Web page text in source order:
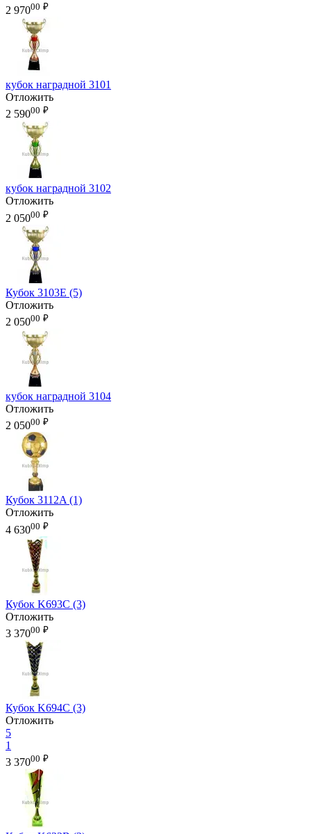
2 97000 ₽
кубок наградной 3101
Отложить
2 59000 ₽
кубок наградной 3102
Отложить
2 05000 ₽
Кубок 3103E (5)
Отложить
2 05000 ₽
кубок наградной 3104
Отложить
2 05000 ₽
Кубок 3112A (1)
Отложить
4 63000 ₽
Кубок K693C (3)
Отложить
3 37000 ₽
Кубок K694C (3)
Отложить
5
1
3 37000 ₽